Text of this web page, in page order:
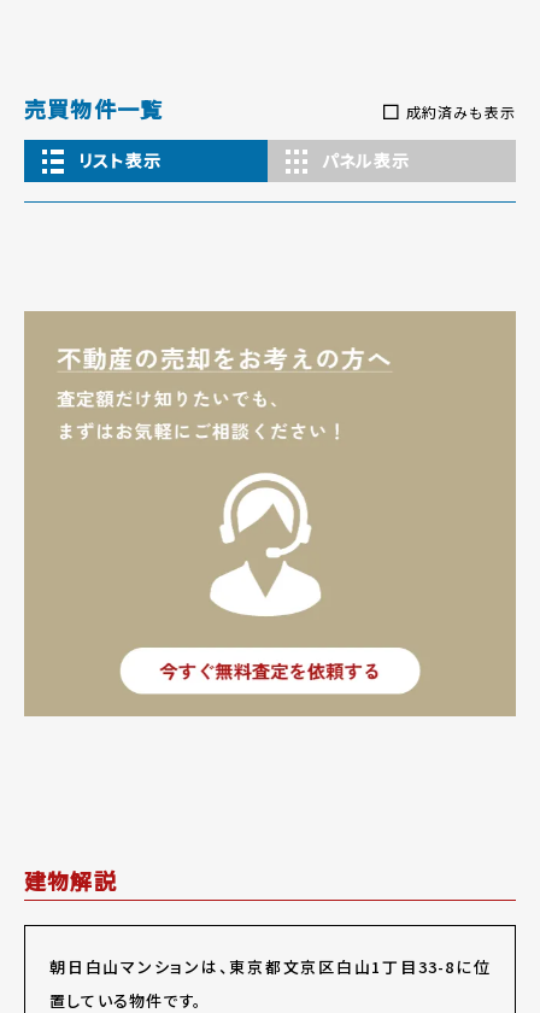
売買物件一覧 成約済みも表示
リスト表示 パネル表示
建物解説
朝日白山マンションは、東京都文京区白山1丁目33-8に位
置している物件です。